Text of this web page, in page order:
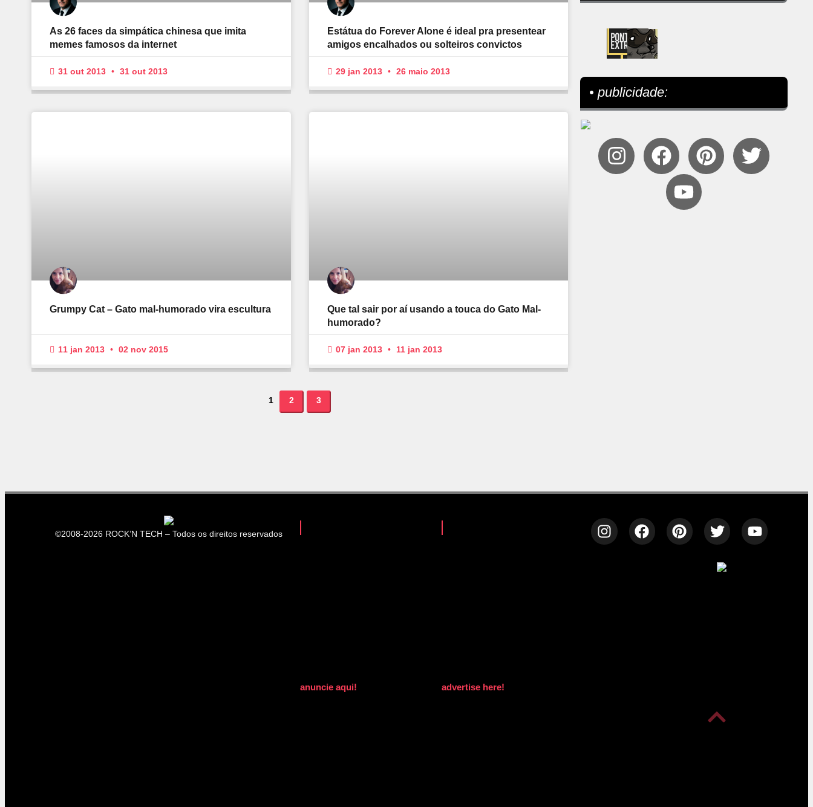
As 26 faces da simpática chinesa que imita
memes famosos da internet
31 out 2013 31 out 2013
Estátua do Forever Alone é ideal pra presentear
amigos encalhados ou solteiros convictos
29 jan 2013 26 maio 2013
Grumpy Cat – Gato mal-humorado vira escultura
11 jan 2013 02 nov 2015
Que tal sair por aí usando a touca do Gato Mal-
humorado?
07 jan 2013 11 jan 2013
1 2 3
• publicidade:
©2008-2026 ROCK’N TECH – Todos os direitos reservados
anuncie aqui! advertise here!